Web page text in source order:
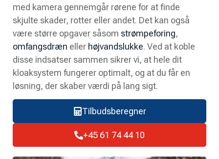
med kamera gennemgår rørene for at finde
skjulte skader, rotter eller andet. Det kan også
være større opgaver såsom strømpeforing,
omfangsdræn eller højvandslukke. Ved at koble
disse indsatser sammen sikrer vi, at hele dit
kloaksystem fungerer optimalt, og at du får en
løsning, der skaber værdi på lang sigt.
Tilbudsberegner
+45 61 74 44 10